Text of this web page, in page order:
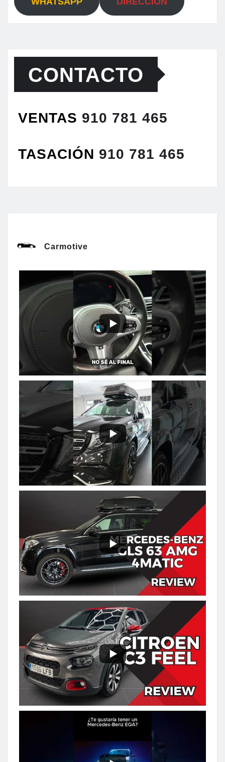
CONTACTO
VENTAS 910 781 465
TASACIÓN 910 781 465
Carmotive